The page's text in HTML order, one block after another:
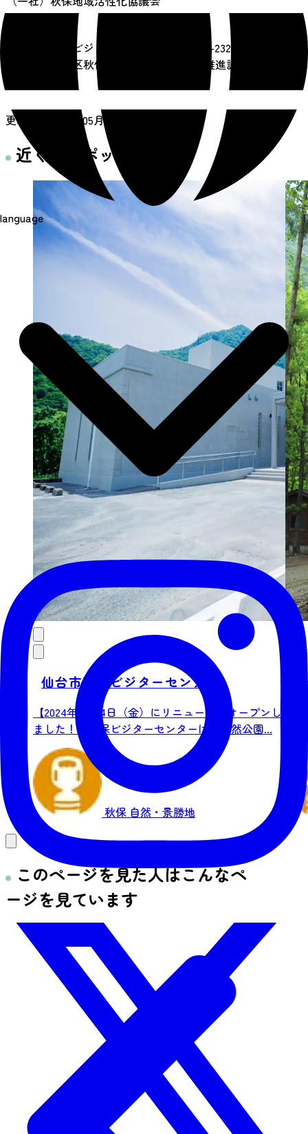
language
お問い合わせ
・仙台市秋保ビジターセンター／022ｰ399-2324
・仙台市太白区秋保総合支所まちづくり推進課／
更新日： 2026年05月13日
近くのスポット
仙台市秋保ビジターセンター
【2024年5月24日（金）にリニューアルオープンし
ました！】秋保ビジターセンターは、自然公園...
秋保 自然・景勝地
レ
このページを見た人はこんなペ
ージを見ています